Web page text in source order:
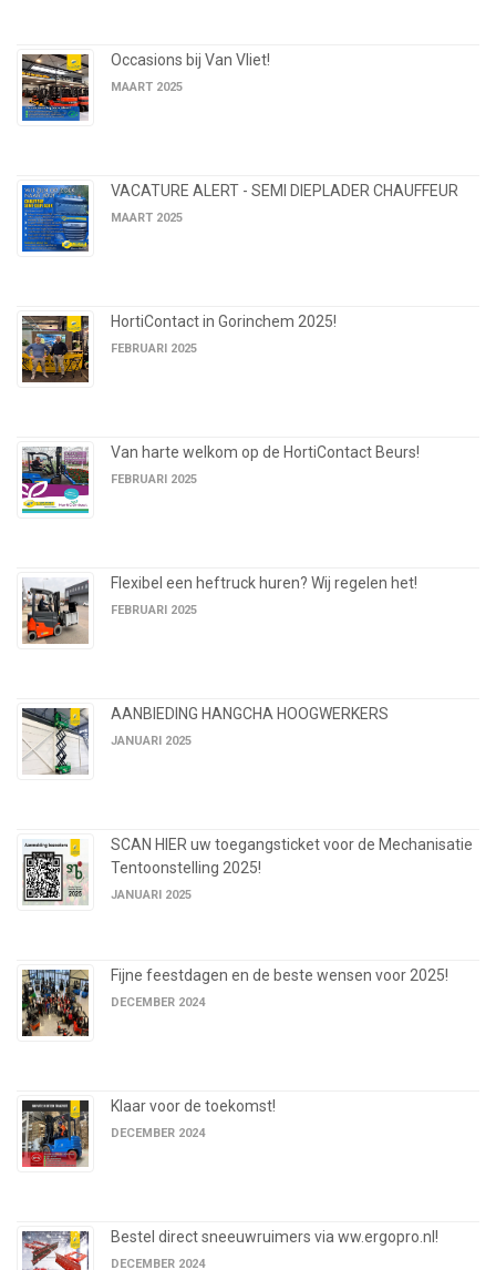
Occasions bij Van Vliet!
MAART 2025
VACATURE ALERT - SEMI DIEPLADER CHAUFFEUR
MAART 2025
HortiContact in Gorinchem 2025!
FEBRUARI 2025
Van harte welkom op de HortiContact Beurs!
FEBRUARI 2025
Flexibel een heftruck huren? Wij regelen het!
FEBRUARI 2025
AANBIEDING HANGCHA HOOGWERKERS
JANUARI 2025
SCAN HIER uw toegangsticket voor de Mechanisatie
Tentoonstelling 2025!
JANUARI 2025
Fijne feestdagen en de beste wensen voor 2025!
DECEMBER 2024
Klaar voor de toekomst!
DECEMBER 2024
Bestel direct sneeuwruimers via ww.ergopro.nl!
DECEMBER 2024